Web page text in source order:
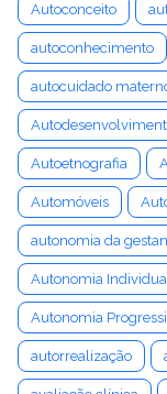
Autoconceito
autoconhecimento
autocuidado
Autoetnografia
Automóveis
autonomia da
Autonomia
Autonomia
autorrealização